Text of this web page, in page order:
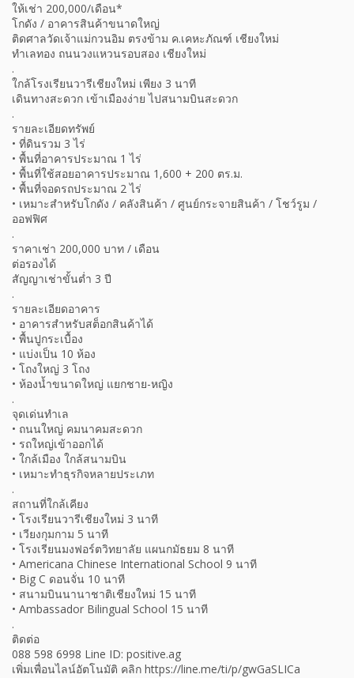
ให้เช่า 200,000/เดือน*
โกดัง / อาคารสินค้าขนาดใหญ่
ติดศาลวัดเจ้าแม่กวนอิม ตรงข้าม ค.เคหะภัณฑ์ เชียงใหม่
ทำเลทอง ถนนวงแหวนรอบสอง เชียงใหม่
.
ใกล้โรงเรียนวารีเชียงใหม่ เพียง 3 นาที
เดินทางสะดวก เข้าเมืองง่าย ไปสนามบินสะดวก
.
รายละเอียดทรัพย์
• ที่ดินรวม 3 ไร่
• พื้นที่อาคารประมาณ 1 ไร่
• พื้นที่ใช้สอยอาคารประมาณ 1,600 + 200 ตร.ม.
• พื้นที่จอดรถประมาณ 2 ไร่
• เหมาะสำหรับโกดัง / คลังสินค้า / ศูนย์กระจายสินค้า / โชว์รูม /
ออฟฟิศ
.
ราคาเช่า 200,000 บาท / เดือน
ต่อรองได้
สัญญาเช่าขั้นต่ำ 3 ปี
.
รายละเอียดอาคาร
• อาคารสำหรับสต็อกสินค้าได้
• พื้นปูกระเบื้อง
• แบ่งเป็น 10 ห้อง
• โถงใหญ่ 3 โถง
• ห้องน้ำขนาดใหญ่ แยกชาย-หญิง
.
จุดเด่นทำเล
• ถนนใหญ่ คมนาคมสะดวก
• รถใหญ่เข้าออกได้
• ใกล้เมือง ใกล้สนามบิน
• เหมาะทำธุรกิจหลายประเภท
.
สถานที่ใกล้เคียง
• โรงเรียนวารีเชียงใหม่ 3 นาที
• เวียงกุมกาม 5 นาที
• โรงเรียนมงฟอร์ตวิทยาลัย แผนกมัธยม 8 นาที
• Americana Chinese International School 9 นาที
• Big C ดอนจั่น 10 นาที
• สนามบินนานาชาติเชียงใหม่ 15 นาที
• Ambassador Bilingual School 15 นาที
.
ติดต่อ
088 598 6998 Line ID: positive.ag
เพิ่มเพื่อนไลน์อัตโนมัติ คลิก https://line.me/ti/p/gwGaSLICa